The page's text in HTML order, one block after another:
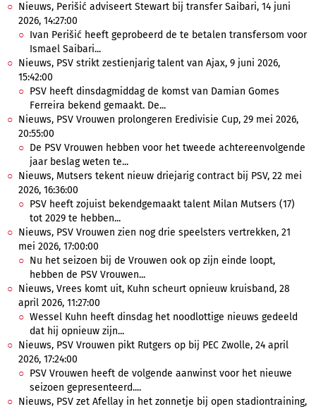
Nieuws, Perišić adviseert Stewart bij transfer Saibari, 14 juni
2026, 14:27:00
Ivan Perišić heeft geprobeerd de te betalen transfersom voor
Ismael Saibari...
Nieuws, PSV strikt zestienjarig talent van Ajax, 9 juni 2026,
15:42:00
PSV heeft dinsdagmiddag de komst van Damian Gomes
Ferreira bekend gemaakt. De...
Nieuws, PSV Vrouwen prolongeren Eredivisie Cup, 29 mei 2026,
20:55:00
De PSV Vrouwen hebben voor het tweede achtereenvolgende
jaar beslag weten te...
Nieuws, Mutsers tekent nieuw driejarig contract bij PSV, 22 mei
2026, 16:36:00
PSV heeft zojuist bekendgemaakt talent Milan Mutsers (17)
tot 2029 te hebben...
Nieuws, PSV Vrouwen zien nog drie speelsters vertrekken, 21
mei 2026, 17:00:00
Nu het seizoen bij de Vrouwen ook op zijn einde loopt,
hebben de PSV Vrouwen...
Nieuws, Vrees komt uit, Kuhn scheurt opnieuw kruisband, 28
april 2026, 11:27:00
Wessel Kuhn heeft dinsdag het noodlottige nieuws gedeeld
dat hij opnieuw zijn...
Nieuws, PSV Vrouwen pikt Rutgers op bij PEC Zwolle, 24 april
2026, 17:24:00
PSV Vrouwen heeft de volgende aanwinst voor het nieuwe
seizoen gepresenteerd....
Nieuws, PSV zet Afellay in het zonnetje bij open stadiontraining,